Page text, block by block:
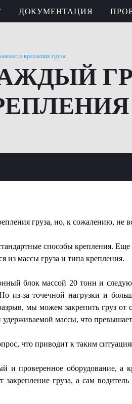
ДОКУМЕНТАЦИЯ
крепления груза.
груза, но, к сожалению, не
способы крепления. Еще
из массы груза и типа крепления.
блок массой 20 тонн и
за точечной нагрузки и
мы можем закрепить груз
массы, что превышает
что приводит к таким
и проверенное оборудование, а
груза, а сам